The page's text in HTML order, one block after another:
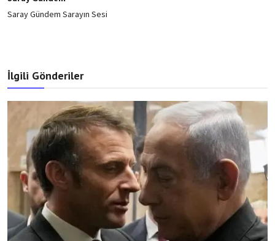
Saray Gündem Sarayın Sesi
İlgili Gönderiler